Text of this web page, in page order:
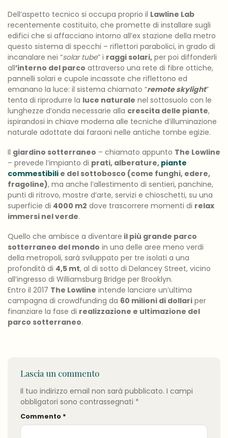
Dell’aspetto tecnico si occupa proprio il Lawline Lab
recentemente costituito, che promette di installare sugli
edifici che si affacciano intorno all’ex stazione della metro
questo sistema di specchi – riflettori parabolici, in grado di
incanalare nei “solar tube” i raggi solari, per poi diffonderli
all’interno del parco attraverso una rete di fibre ottiche,
pannelli solari e cupole incassate che riflettono ed
emanano la luce: il sistema chiamato “remote skylight”
tenta di riprodurre la luce naturale nel sottosuolo con le
lunghezze d’onda necessarie alla crescita delle piante,
ispirandosi in chiave moderna alle tecniche d’illuminazione
naturale adottate dai faraoni nelle antiche tombe egizie.
Il giardino sotterraneo – chiamato appunto The Lowline
– prevede l’impianto di prati, alberature, piante
commestibili e del sottobosco (come funghi, edere,
fragoline), ma anche l’allestimento di sentieri, panchine,
punti di ritrovo, mostre d’arte, servizi e chioschetti, su una
superficie di 4000 m2 dove trascorrere momenti di relax
immersi nel verde.
Quello che ambisce a diventare il più grande parco
sotterraneo del mondo in una delle aree meno verdi
della metropoli, sarà sviluppato per tre isolati a una
profondità di 4,5 mt, al di sotto di Delancey Street, vicino
all’ingresso di Williamsburg Bridge per Brooklyn.
Entro il 2017 The Lowline intende lanciare un’ultima
campagna di crowdfunding da 60 milioni di dollari per
finanziare la fase di realizzazione e ultimazione del
parco sotterraneo.
Lascia un commento
Il tuo indirizzo email non sarà pubblicato. I campi
obbligatori sono contrassegnati *
Commento *